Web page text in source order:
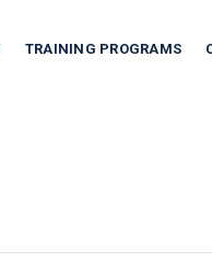
TRAINING PROGRAMS